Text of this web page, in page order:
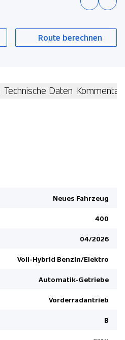
Route berechnen
Technische Daten Kommentar
Neues Fahrzeug
400
04/2026
Voll-Hybrid Benzin/Elektro
Automatik-Getriebe
Vorderradantrieb
B